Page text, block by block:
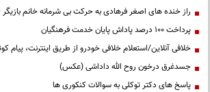
راز خنده های اصغر فرهادی به حرکت بی شرمانه خانم
پرداخت ۱۰۰ درصد پاداش پایان خدمت فرهنگیان
خلافی آنلاین/استعلام خلافی خودرو از طریق اینترنت، پیام
جسدغرق درخون روح الله داداشی (عکس)
پاسخ های دکتر توکلی به سوالات کنکوری ها